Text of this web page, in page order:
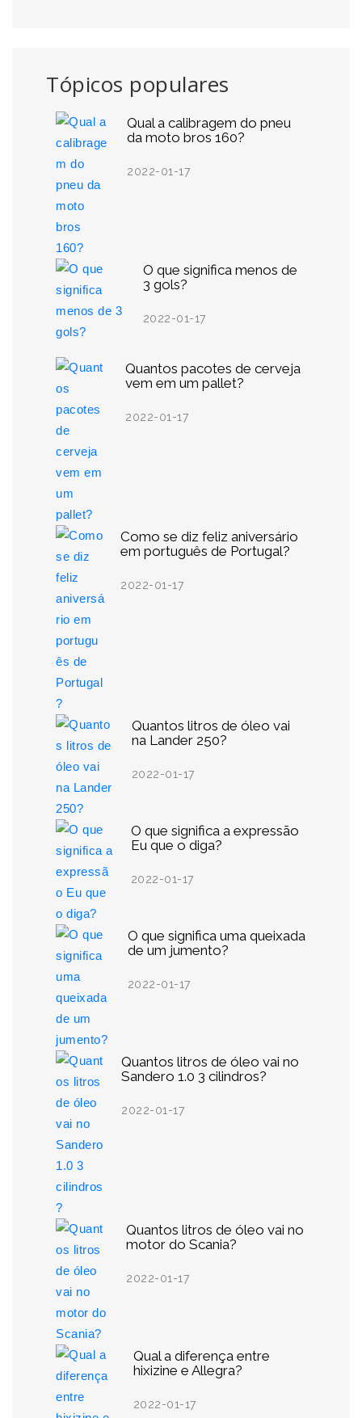
Tópicos populares
Qual a calibragem do pneu
da moto bros 160?
2022-01-17
O que significa menos de
3 gols?
2022-01-17
Quantos pacotes de cerveja
vem em um pallet?
2022-01-17
Como se diz feliz aniversário
em português de Portugal?
2022-01-17
Quantos litros de óleo vai
na Lander 250?
2022-01-17
O que significa a expressão
Eu que o diga?
2022-01-17
O que significa uma queixada
de um jumento?
2022-01-17
Quantos litros de óleo vai no
Sandero 1.0 3 cilindros?
2022-01-17
Quantos litros de óleo vai no
motor do Scania?
2022-01-17
Qual a diferença entre
hixizine e Allegra?
2022-01-17